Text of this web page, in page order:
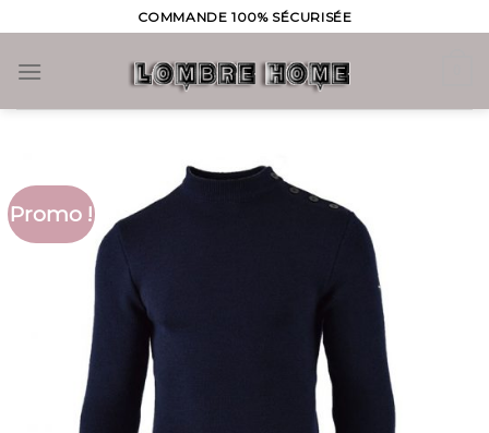
to
content
COMMANDE 100% SÉCURISÉE
Promo !